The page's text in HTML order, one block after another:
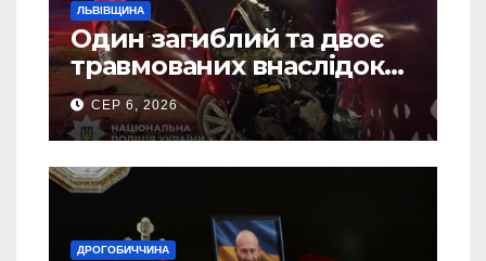
ЛЬВІВЩИНА
Один загиблий та двоє
травмованих внаслідок
ДТП на Самбірщині
СЕР 6, 2026
ДРОГОБИЧЧИНА